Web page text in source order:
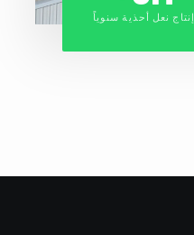
إنتاج نعل أحذية سنوياً